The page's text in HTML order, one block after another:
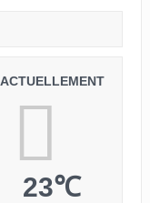
ACTUELLEMENT
23℃